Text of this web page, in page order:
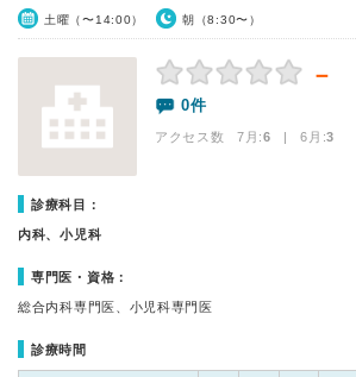
土曜（〜14:00） 朝（8:30〜）
－
0件
アクセス数 7月:6 | 6月:3
診療科目：
内科、小児科
専門医・資格：
総合内科専門医、小児科専門医
診療時間